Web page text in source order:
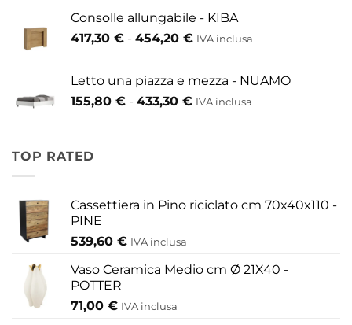
146,30 €
da
200,60 €
609,60 €
Consolle allungabile - KIBA
417,30 € - 454,20 €Fascia
da
417,30 €
IVA inclusa
Letto una piazza e mezza - NUAMO
155,80 € - 433,30 €Fascia
433,30 €
IVA inclusa
TOP RATED
Cassettiera in Pino riciclato cm 70x40x110 -
PINE
539,60 € IVA inclusa
Vaso Ceramica Medio cm Ø 21X40 -
POTTER
71,00 € IVA inclusa